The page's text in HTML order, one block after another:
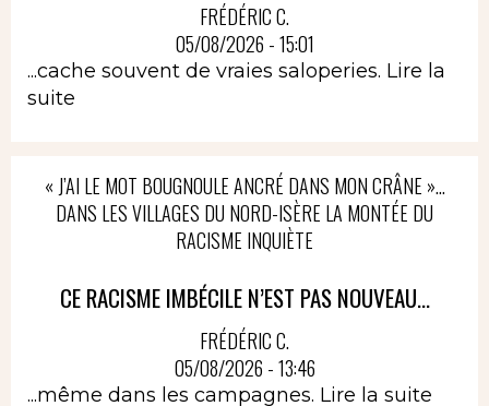
FRÉDÉRIC C.
05/08/2026 - 15:01
...cache souvent de vraies saloperies. Lire la
suite
« J’AI LE MOT BOUGNOULE ANCRÉ DANS MON CRÂNE »…
DANS LES VILLAGES DU NORD-ISÈRE LA MONTÉE DU
RACISME INQUIÈTE
CE RACISME IMBÉCILE N’EST PAS NOUVEAU...
FRÉDÉRIC C.
05/08/2026 - 13:46
...même dans les campagnes. Lire la suite